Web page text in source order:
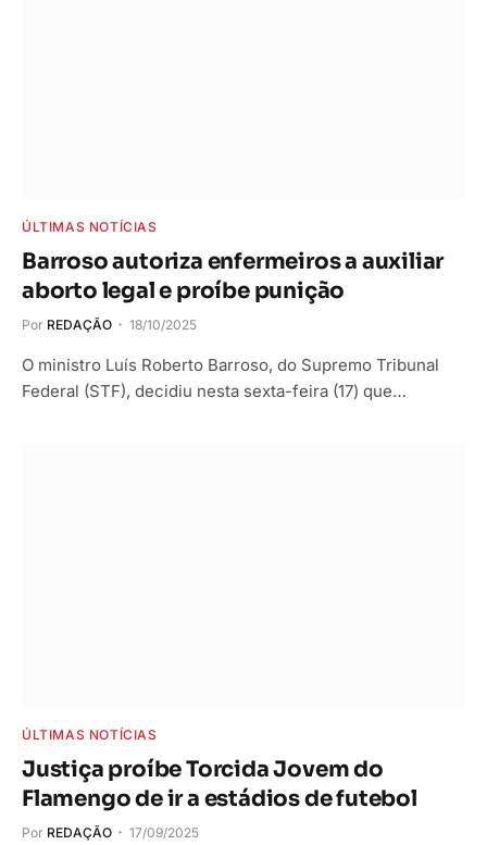
ÚLTIMAS NOTÍCIAS
Barroso autoriza enfermeiros a auxiliar
aborto legal e proíbe punição
Por REDAÇÃO 18/10/2025
O ministro Luís Roberto Barroso, do Supremo Tribunal
Federal (STF), decidiu nesta sexta-feira (17) que…
ÚLTIMAS NOTÍCIAS
Justiça proíbe Torcida Jovem do
Flamengo de ir a estádios de futebol
Por REDAÇÃO 17/09/2025